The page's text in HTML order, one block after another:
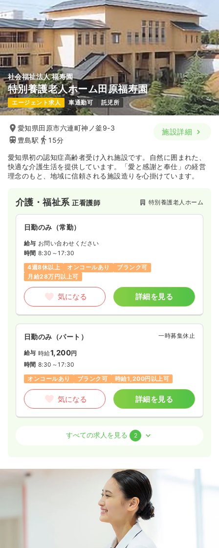
社会福祉法人 福寿園
特別養護老人ホーム田原福寿園
エージェント求人 車通勤可 託児所
愛知県田原市六連町神ノ釜9-3
豊島駅
15分
施設詳細
愛知県初の認知症高齢者受け入れ施設です。自然に囲まれた、
快適な介護生活を提供しています。「愛と感謝と奉仕」の経営
理念のもと、地域に信頼される施設造りを心掛けています。
介護・福祉系正看護師 特別養護老人ホーム
日勤のみ（常勤）
給与 お問い合わせください
時間 8:30～17:30
4週8休以上
オンコールあり
ブランク可
月給28万円以上可
気になる 詳細を見る
日勤のみ（パート） 一時募集休止
給与 時給1,200円
時間 8:30～17:30
オンコールあり
ブランク可 時給1,200円以上可
気になる 詳細を見る
介護・福祉系正看護師 デイケア・デイサービス
給与
月給20万円以上可
詳細を見る
すべての求人を見る 2